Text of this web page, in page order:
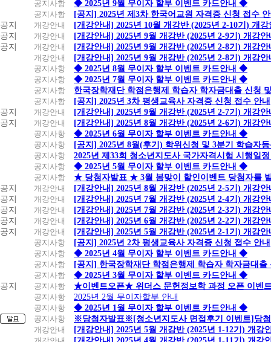
공지사항
◆ 2025년 9월 무이자 할부 이벤트 카드안내 ◆
공지사항
[공지] 2025년 제3차 한국어교원 자격증 신청 접수
공지
개강안내
[개강안내] 2025년 10월 개강반 (2025년 2-10기) 개강
공지
개강안내
[개강안내] 2025년 9월 개강반 (2025년 2-9기) 개강안
공지
개강안내
[개강안내] 2025년 9월 개강반 (2025년 2-8기) 개강안
개강안내
[개강안내] 2025년 9월 개강반 (2025년 2-8기) 개강안
공지사항
◆ 2025년 8월 무이자 할부 이벤트 카드안내 ◆
공지사항
◆ 2025년 7월 무이자 할부 이벤트 카드안내 ◆
공지사항
한국장학재단 학점은행제 학습자 학자금대출 신청
공지사항
[공지] 2025년 3차 평생교육사 자격증 신청 접수 안내
공지
개강안내
[개강안내] 2025년 9월 개강반 (2025년 2-7기) 개강안
공지
개강안내
[개강안내] 2025년 8월 개강반 (2025년 2-6기) 개강안
공지사항
◆ 2025년 6월 무이자 할부 이벤트 카드안내 ◆
공지사항
[공지] 2025년 8월(후기) 학위신청 및 3분기 학습자
공지사항
2025년 제33회 청소년지도사 국가자격시험 시행일
공지사항
◆ 2025년 5월 무이자 할부 이벤트 카드안내 ◆
공지사항
★ 당첨자발표 ★ 3월 봄맞이 할인이벤트 당첨자를
공지
개강안내
[개강안내] 2025년 8월 개강반 (2025년 2-5기) 개강안
공지
개강안내
[개강안내] 2025년 7월 개강반 (2025년 2-4기) 개강안
공지
개강안내
[개강안내] 2025년 7월 개강반 (2025년 2-3기) 개강안
공지
개강안내
[개강안내] 2025년 6월 개강반 (2025년 2-2기) 개강안
공지
개강안내
[개강안내] 2025년 5월 개강반 (2025년 2-1기) 개강안
공지사항
[공지] 2025년 2차 평생교육사 자격증 신청 접수 안내
공지사항
◆ 2025년 4월 무이자 할부 이벤트 카드안내 ◆
공지사항
[공지] 한국장학재단 학점은행제 학습자 학자금대출
공지사항
◆ 2025년 3월 무이자 할부 이벤트 카드안내 ◆
공지
공지사항
★이벤트오픈★ 위더스 문헌정보학 과정 오픈 이벤
공지사항
2025년 2월 무이자할부 안내
공지사항
◆ 2025년 1월 무이자 할부 이벤트 카드안내 ◆
공지사항
※당첨자발표※[청소년지도사 면접후기 이벤트]당
개강안내
[개강안내] 2025년 5월 개강반 (2025년 1-12기) 개강